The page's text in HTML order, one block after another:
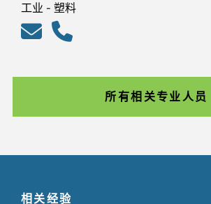
工业 - 塑料
所有相关专业人员
相关经验